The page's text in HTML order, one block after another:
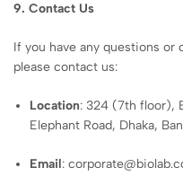
9. Contact Us
If you have any questions or
please contact us:
Location: 324 (7th floor),
Elephant Road, Dhaka,
Email: